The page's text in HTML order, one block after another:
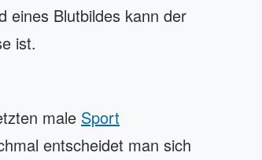
eines Blutbildes kann der
ist.
male Sport
entscheidet man sich